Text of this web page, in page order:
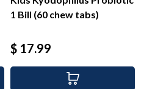
1 Bill (60 chew tabs)
Precio
$ 17.99